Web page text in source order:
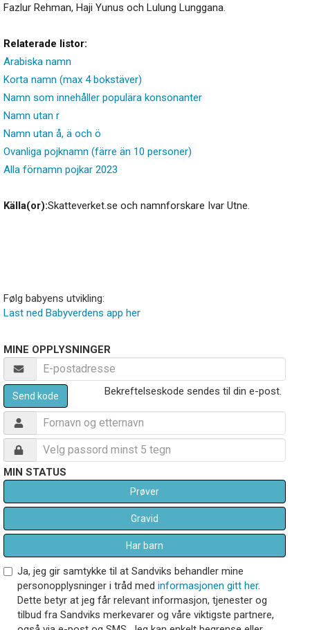
Fazlur Rehman, Haji Yunus och Lulung Lunggana.
Relaterade listor:
Arabiska namn
Korta namn (max 4 bokstäver)
Namn som innehåller populära konsonanter
Namn utan r
Namn utan å, ä och ö
Ovanliga pojknamn (färre än 10 personer)
Alla förnamn pojkar 2023
Källa(or):Skatteverket.se och namnforskare Ivar Utne.
Følg babyens utvikling:
Last ned Babyverdens app her
MINE OPPLYSNINGER
Send kode Bekreftelseskode sendes til din e-post.
MIN STATUS
Prøver
Gravid
Har barn
Ja, jeg gir samtykke til at Sandviks behandler mine
personopplysninger i tråd med informasjonen gitt her.
Dette betyr at jeg får relevant informasjon, tjenester og
tilbud fra Sandviks merkevarer og våre viktigste partnere,